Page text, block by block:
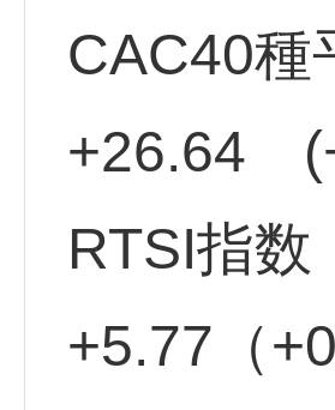
CAC40
+26.64
RTSI指
+5.77（